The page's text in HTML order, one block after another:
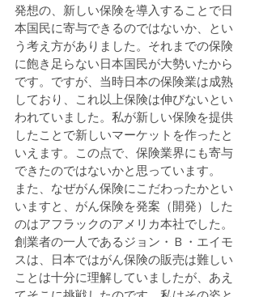
発想の、新しい保険を導入することで日
本国民に寄与できるのではないか、とい
う考え方がありました。それまでの保険
に飽き足らない日本国民が大勢いたから
です。ですが、当時日本の保険業は成熟
しており、これ以上保険は伸びないとい
われていました。私が新しい保険を提供
したことで新しいマーケットを作ったと
いえます。この点で、保険業界にも寄与
できたのではないかと思っています。
また、なぜがん保険にこだわったかとい
いますと、がん保険を発案（開発）した
のはアフラックのアメリカ本社でした。
創業者の一人であるジョン・Ｂ・エイモ
スは、日本ではがん保険の販売は難しい
ことは十分に理解していましたが、あえ